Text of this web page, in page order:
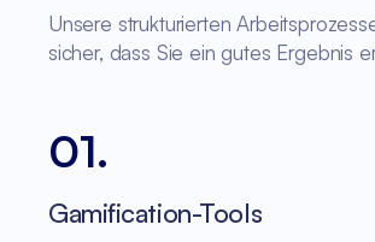
Unsere strukturierten
sicher, dass Sie ein gutes Ergebnis
01.
Gamification-Tools